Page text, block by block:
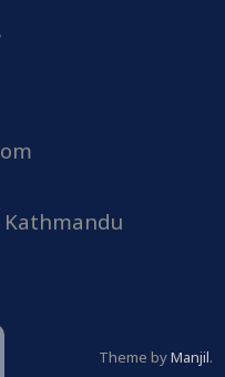
Kathmandu
Theme byManjil.